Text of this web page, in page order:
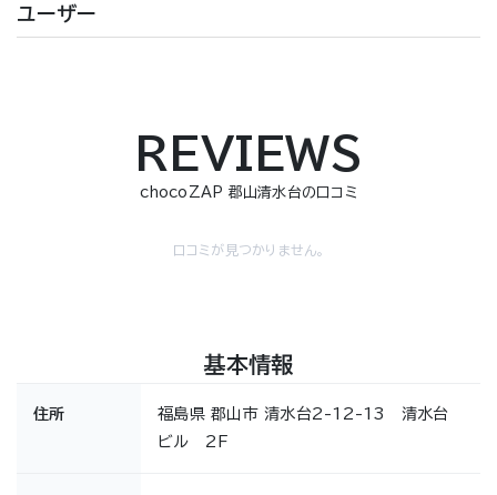
ユーザー
REVIEWS
chocoZAP 郡山清水台の口コミ
口コミが見つかりません。
基本情報
住所
福島県 郡山市 清水台2-12-13 清水台
ビル 2F